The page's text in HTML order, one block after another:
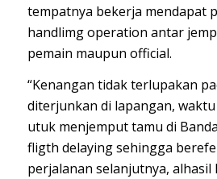
tempatnya bekerja mendapat
handlimg operation antar
pemain maupun official.
“Kenangan tidak terlupakan
diterjunkan di lapangan,
utuk menjemput tamu di
fligth delaying sehingga
perjalanan selanjutnya,